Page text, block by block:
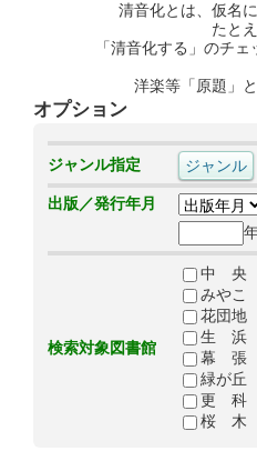
清音化とは、仮名
たと
「清音化する」のチ
洋楽等「原題」
オプション
ジャンル指定
出版／発行年月
検索対象図書館
中 央
みやこ
花団地
生 浜
幕 張
緑が丘
更 科
桜 木